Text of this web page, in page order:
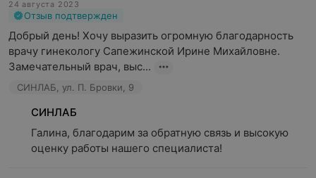
24 августа 2023
Отзыв подтвержден
Добрый день! Хочу выразить огромную благодарность
врачу гинекологу Сапежинской Ирине Михайловне.
Замечательный врач, выс...
СИНЛАБ, ул. П. Бровки, 9
СИНЛАБ
Галина, благодарим за обратную связь и высокую
оценку работы нашего специалиста!